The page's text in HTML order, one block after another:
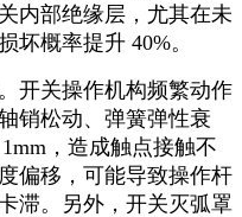
内部绝缘层，尤其在未
坏概率提升 40%。
开关操作机构频繁动作
销松动、弹簧弹性衰
1mm ，造成触点接触不
偏移，可能导致操作杆
滞。另外，开关灭弧罩